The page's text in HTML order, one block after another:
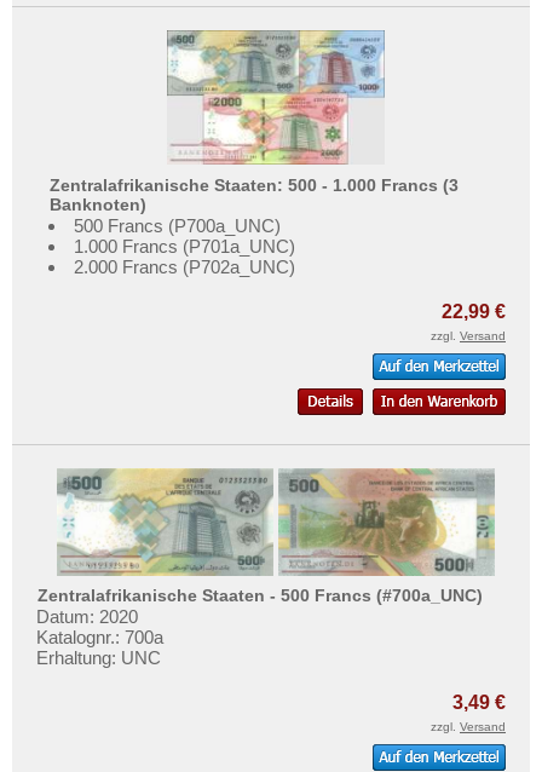
Zentralafrikanische Staaten: 500 - 1.000 Francs (3
Banknoten)
500 Francs (P700a_UNC)
1.000 Francs (P701a_UNC)
2.000 Francs (P702a_UNC)
22,99 €
zzgl. Versand
Zentralafrikanische Staaten - 500 Francs (#700a_UNC)
Datum: 2020
Katalognr.: 700a
Erhaltung: UNC
3,49 €
zzgl. Versand